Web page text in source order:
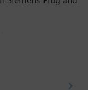
und M-Bus-